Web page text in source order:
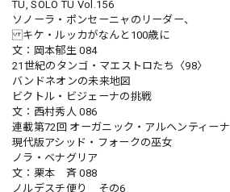
TU, SOLO TU Vol.156
ソノーラ・ポンセーニャのリーダー、
キケ・ルッカがなんと100歳に
文：岡本郁生 084
21世紀のタンゴ・マエストロたち〈98〉
バンドネオンの未来地図
ビクトル・ビジェーナの挑戦
文：西村秀人 086
連載第72回 オーガニック・アルヘンティーナ
現代版アシッド・フォークの巫女
ノラ・ベナグリア
文：栗本 斉 088
ノルデスチ便り その6